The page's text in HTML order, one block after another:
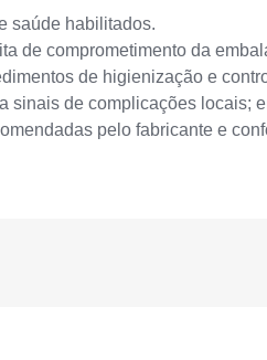
saúde habilitados.
de comprometimento da
de higienização e
sinais de complicações locais;
pelo fabricante e